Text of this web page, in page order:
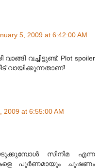
5, 2009 at 6:42:00 AM
വച്ചിട്ടുണ്ട്. Plot spoiler
വായിക്കുന്നതാണ്!
2009 at 6:55:00 AM
സിനിമ എന്ന
പൂര്‍‌ണമായും ചൂഷണം